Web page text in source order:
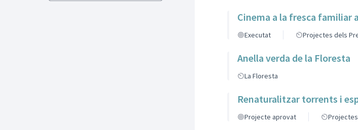
Cinema a la fresca familiar
Executat Projectes dels
Anella verda de la Floresta
La Floresta
Renaturalitzar torrents i
Projecte aprovat